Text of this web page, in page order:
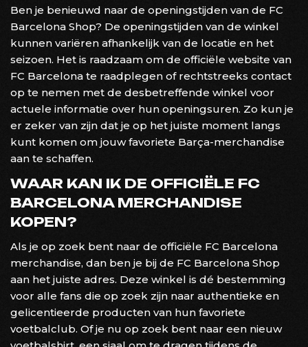
Ben je benieuwd naar de openingstijden van de FC
Barcelona Shop? De openingstijden van de winkel
kunnen variëren afhankelijk van de locatie en het
seizoen. Het is raadzaam om de officiële website van
FC Barcelona te raadplegen of rechtstreeks contact
op te nemen met de desbetreffende winkel voor
actuele informatie over hun openingsuren. Zo kun je
er zeker van zijn dat je op het juiste moment langs
kunt komen om jouw favoriete Barça-merchandise
aan te schaffen.
WAAR KAN IK DE OFFICIËLE FC
BARCELONA MERCHANDISE
KOPEN?
Als je op zoek bent naar de officiële FC Barcelona
merchandise, dan ben je bij de FC Barcelona Shop
aan het juiste adres. Deze winkel is dé bestemming
voor alle fans die op zoek zijn naar authentieke en
gelicentieerde producten van hun favoriete
voetbalclub. Of je nu op zoek bent naar een nieuw